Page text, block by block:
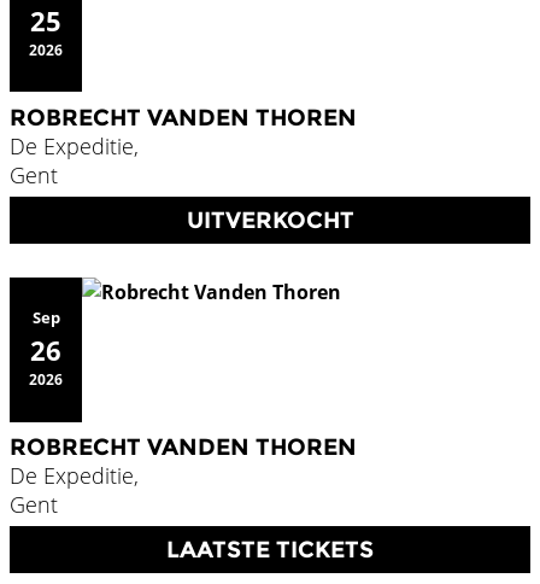
25
2026
ROBRECHT VANDEN THOREN
De Expeditie,
Gent
UITVERKOCHT
Sep
26
2026
ROBRECHT VANDEN THOREN
De Expeditie,
Gent
LAATSTE TICKETS